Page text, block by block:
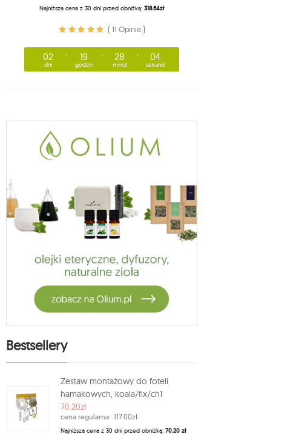
Najniższa cena z 30 dni przed obniżką: 318.64zł
( 11 Opinie )
02
dni
19
godzin
28
minut
03
sekund
Bestsellery
Zestaw montażowy do foteli
hamakowych, koala/fix/ch1
70.20zł
cena regularna: 117.00zł
Najniższa cena z 30 dni przed obniżką: 70.20 zł